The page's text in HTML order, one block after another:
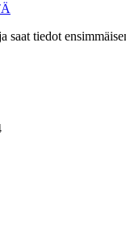
saat tiedot